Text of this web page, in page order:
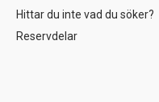
Hittar du inte vad du söker?
Reservdelar